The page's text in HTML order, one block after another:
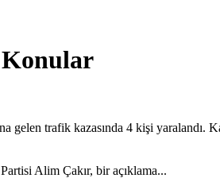
Konular
gelen trafik kazasında 4 kişi yaralandı.
Alim Çakır, bir açıklama...